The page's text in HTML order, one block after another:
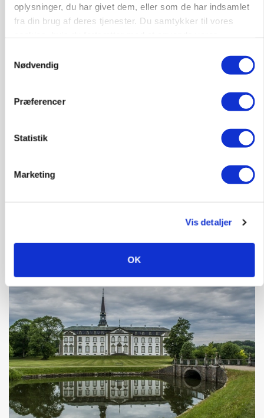
oplysninger, du har givet dem, eller som de har indsamlet
fra din brug af deres tjenester. Du samtykker til vores
Nødvendig
Præferencer
Statistik
Marketing
Vis detaljer
OK
Annonce
ARRANGEMENT
Grisenoteringen står stille